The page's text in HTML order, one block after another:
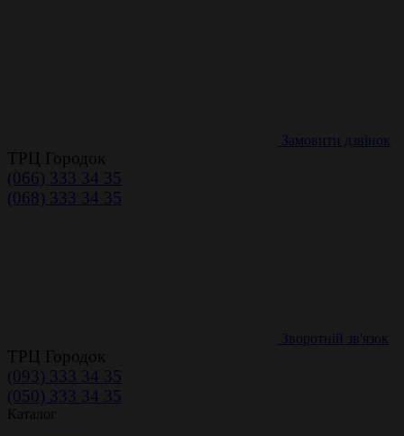
Замовити дзвінок
ТРЦ Городок
(066) 333 34 35
(068) 333 34 35
Зворотній зв'язок
ТРЦ Городок
(093) 333 34 35
(050) 333 34 35
Каталог